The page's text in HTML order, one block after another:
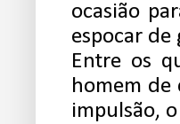
ocasião
espocar de
Entre os
homem de
impulsão,